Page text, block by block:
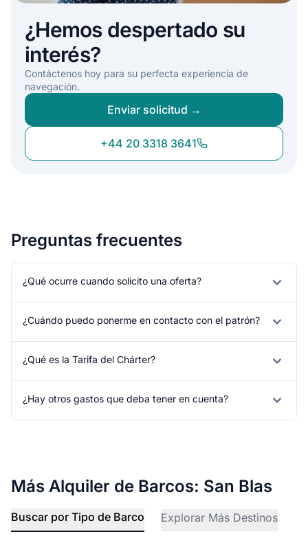
¿Hemos despertado su
interés?
Contáctenos hoy para su perfecta experiencia de
navegación.
Enviar solicitud →
+44 20 3318 3641
Preguntas frecuentes
¿Qué ocurre cuando solicito una oferta?
¿Cuándo puedo ponerme en contacto con el patrón?
¿Qué es la Tarifa del Chárter?
¿Hay otros gastos que deba tener en cuenta?
Más Alquiler de Barcos: San Blas
Buscar por Tipo de Barco Explorar Más Destinos